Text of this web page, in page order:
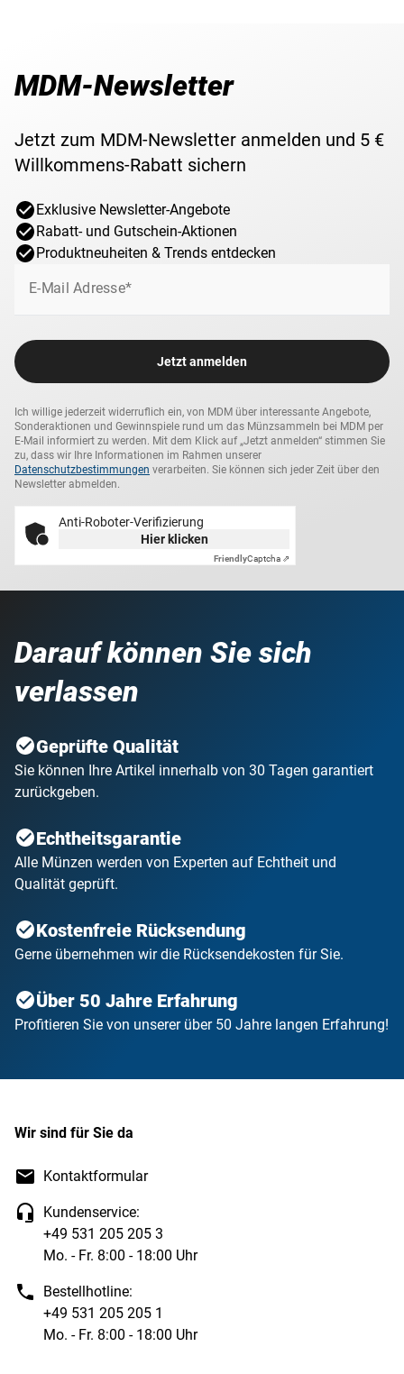
MDM-Newsletter
Jetzt zum MDM-Newsletter anmelden und 5 €
Willkommens-Rabatt sichern
Exklusive Newsletter-Angebote
Rabatt- und Gutschein-Aktionen
Produktneuheiten & Trends entdecken
E-Mail Adresse*
Jetzt anmelden
Ich willige jederzeit widerruflich ein, von MDM über interessante Angebote,
Sonderaktionen und Gewinnspiele rund um das Münzsammeln bei MDM per
E-Mail informiert zu werden. Mit dem Klick auf „Jetzt anmelden“ stimmen Sie
zu, dass wir Ihre Informationen im Rahmen unserer
Datenschutzbestimmungen verarbeiten. Sie können sich jeder Zeit über den
Newsletter abmelden.
Anti-Roboter-Verifizierung
Hier klicken
FriendlyCaptcha ⇗
Darauf können Sie sich
verlassen
Geprüfte Qualität
Sie können Ihre Artikel innerhalb von 30 Tagen garantiert
zurückgeben.
Echtheitsgarantie
Alle Münzen werden von Experten auf Echtheit und
Qualität geprüft.
Kostenfreie Rücksendung
Gerne übernehmen wir die Rücksendekosten für Sie.
Über 50 Jahre Erfahrung
Profitieren Sie von unserer über 50 Jahre langen Erfahrung!
Wir sind für Sie da
Kontaktformular
Kundenservice:
+49 531 205 205 3
Mo. - Fr. 8:00 - 18:00 Uhr
Bestellhotline:
+49 531 205 205 1
Mo. - Fr. 8:00 - 18:00 Uhr